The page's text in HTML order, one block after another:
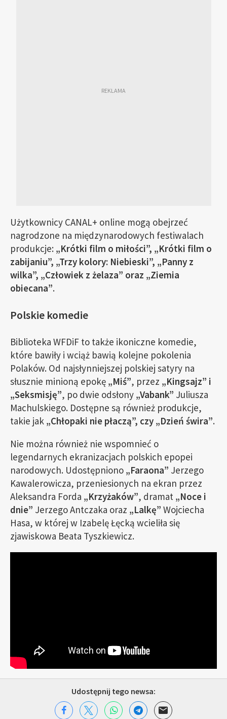
Użytkownicy CANAL+ online mogą obejrzeć
nagrodzone na międzynarodowych festiwalach
produkcje: „Krótki film o miłości”, „Krótki film o
zabijaniu”, „Trzy kolory: Niebieski”, „Panny z
wilka”, „Człowiek z żelaza” oraz „Ziemia
obiecana”.
Polskie komedie
Biblioteka WFDiF to także ikoniczne komedie,
które bawiły i wciąż bawią kolejne pokolenia
Polaków. Od najsłynniejszej polskiej satyry na
słusznie minioną epokę „Miś”, przez „Kingsajz” i
„Seksmisję”, po dwie odsłony „Vabank” Juliusza
Machulskiego. Dostępne są również produkcje,
takie jak „Chłopaki nie płaczą”, czy „Dzień świra”.
Nie można również nie wspomnieć o
legendarnych ekranizacjach polskich epopei
narodowych. Udostępniono „Faraona” Jerzego
Kawalerowicza, przeniesionych na ekran przez
Aleksandra Forda „Krzyżaków”, dramat „Noce i
dnie” Jerzego Antczaka oraz „Lalkę” Wojciecha
Hasa, w której w Izabelę Łęcką wcieliła się
zjawiskowa Beata Tyszkiewicz.
Udostępnij tego newsa: